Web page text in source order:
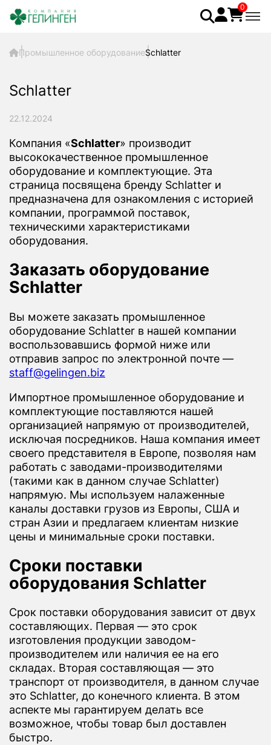
0
Промышленное оборудованиеSchlatter
Schlatter
22.12.2024
Компания «Schlatter» производит
высококачественное промышленное
оборудование и комплектующие. Эта
страница посвящена бренду Schlatter и
предназначена для ознакомления с историей
компании, программой поставок,
техническими характеристиками
оборудования.
Заказать оборудование
Schlatter
Вы можете заказать промышленное
оборудование Schlatter в нашей компании
воспользовавшись формой ниже или
отправив запрос по электронной почте —
staff@gelingen.biz
Импортное промышленное оборудование и
комплектующие поставляются нашей
организацией напрямую от производителей,
исключая посредников. Наша компания имеет
своего представителя в Европе, позволяя нам
работать с заводами-производителями
(такими как в данном случае Schlatter)
напрямую. Мы используем налаженные
каналы доставки грузов из Европы, США и
стран Азии и предлагаем клиентам низкие
цены и минимальные сроки поставки.
Сроки поставки
оборудования Schlatter
Срок поставки оборудования зависит от двух
составляющих. Первая — это срок
изготовления продукции заводом-
производителем или наличия ее на его
складах. Вторая составляющая — это
транспорт от производителя, в данном случае
это Schlatter, до конечного клиента. В этом
аспекте мы гарантируем делать все
возможное, чтобы товар был доставлен
быстро.